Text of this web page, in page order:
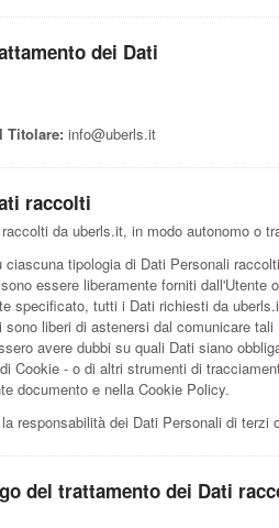
dei Dati
Titolare: info@uberls.it
raccolti
da uberls.it, in modo autonomo o
ciascuna tipologia di Dati Personali
essere liberamente forniti
specificato, tutti i Dati richiesti da
liberi di astenersi dal comunicare
avere dubbi su quali Dati siano
di Cookie - o di altri strumenti di
documento e nella Cookie Policy.
responsabilità dei Dati Personali di
del trattamento dei Dati